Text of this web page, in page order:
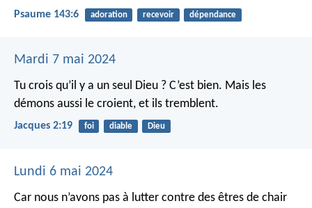
Psaume 143:6 adoration recevoir dépendance
Mardi 7 mai 2024
Tu crois qu’il y a un seul Dieu ? C’est bien. Mais les
démons aussi le croient, et ils tremblent.
Jacques 2:19 foi diable Dieu
Lundi 6 mai 2024
Car nous n’avons pas à lutter contre des êtres de chair